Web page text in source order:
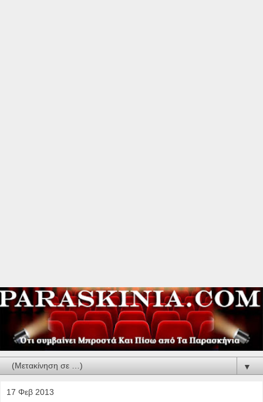
▼
17 Φεβ 2013